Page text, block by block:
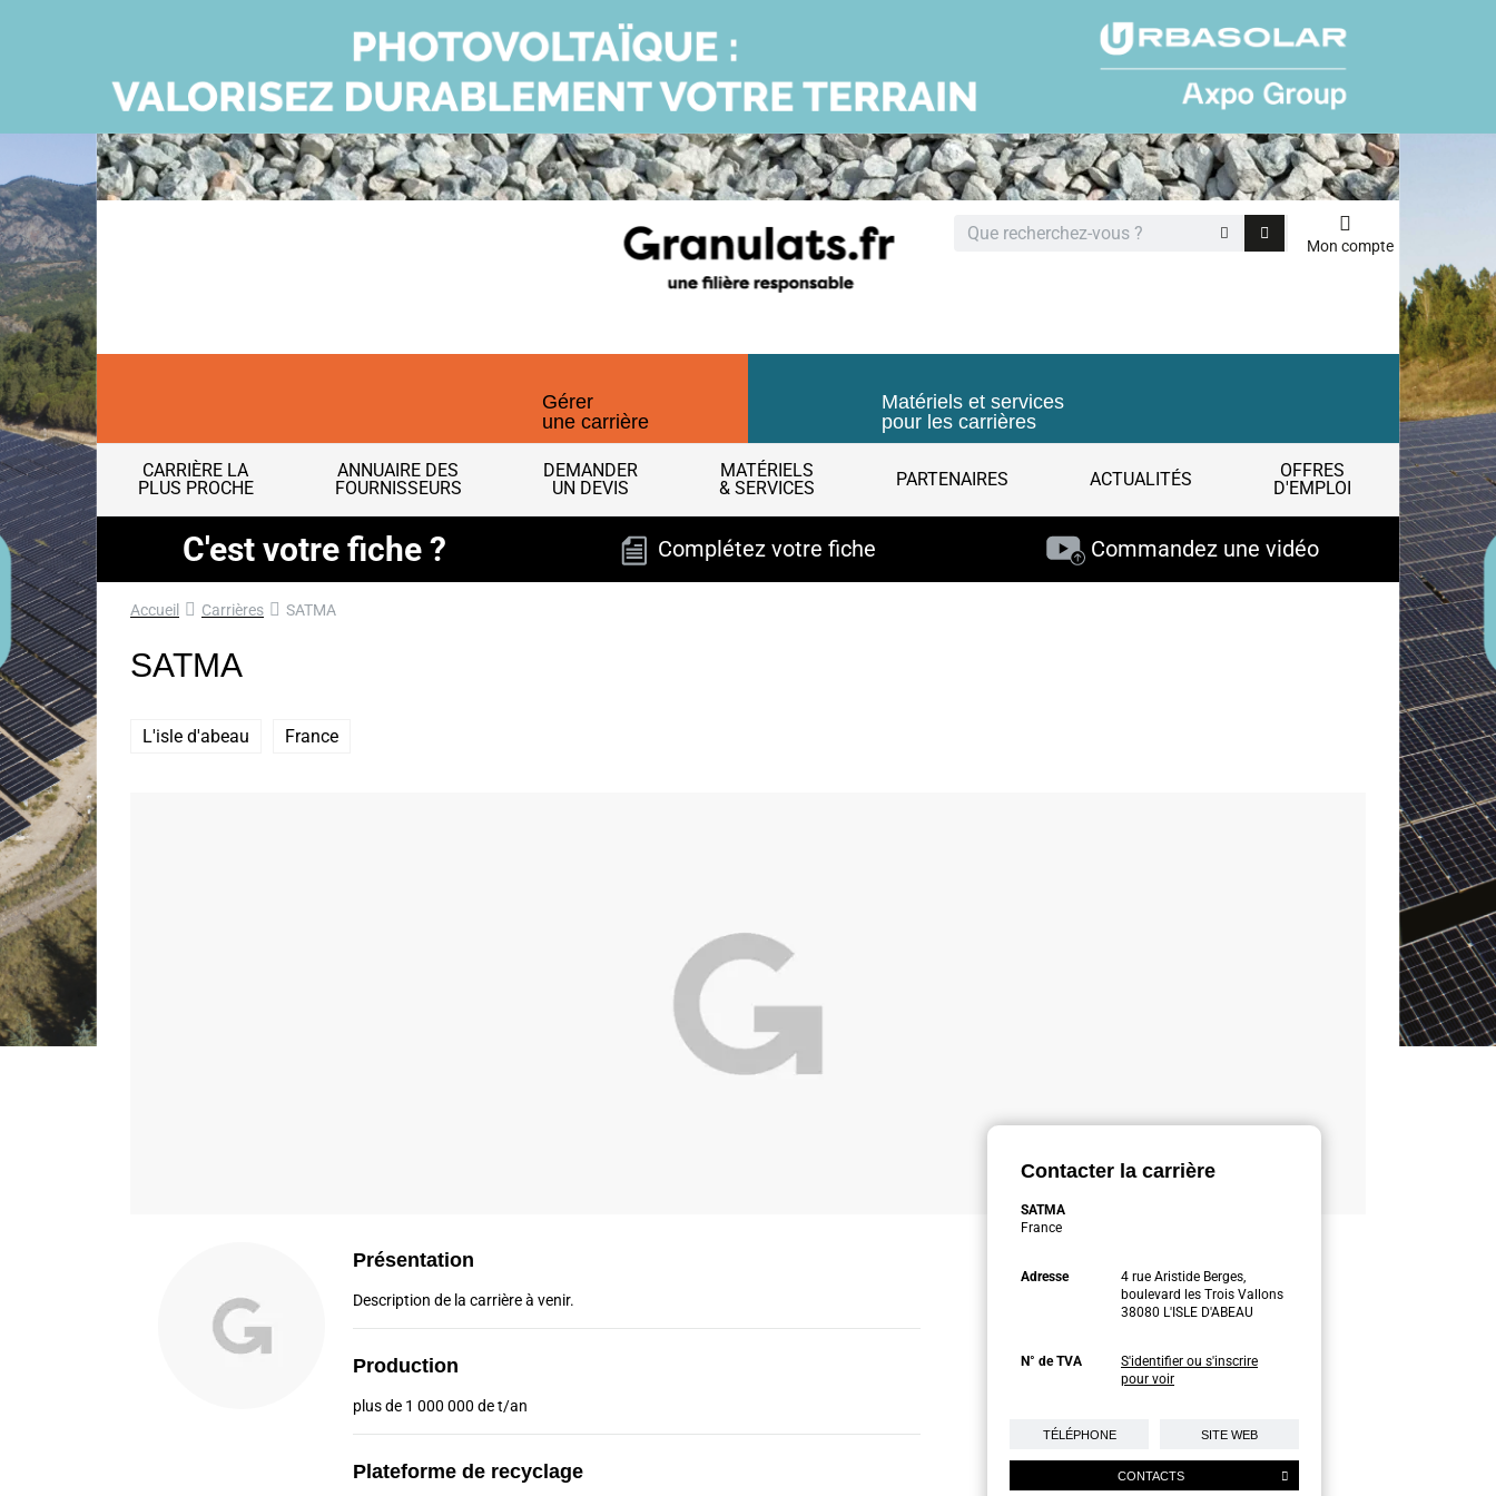
Gérer
une carrière
Matériels et services
pour les carrières
CARRIÈRE LA
PLUS PROCHE
ANNUAIRE DES
FOURNISSEURS
DEMANDER
UN DEVIS
MATÉRIELS
& SERVICES
PARTENAIRES ACTUALITÉS
OFFRES
D'EMPLOI
Mon compte
C'est votre fiche ? Complétez votre fiche Commandez une vidéo
Accueil Carrières SATMA
SATMA
L'isle d'abeau France
Contacter la carrière
SATMA
France
Adresse
4 rue Aristide Berges,
boulevard les Trois Vallons
38080 L'ISLE D'ABEAU
N° de TVA
S'identifier ou s'inscrire
pour voir
TÉLÉPHONE SITE WEB
CONTACTS
Présentation
Description de la carrière à venir.
Production
plus de 1 000 000 de t/an
Plateforme de recyclage